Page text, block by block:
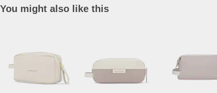
You might also like this